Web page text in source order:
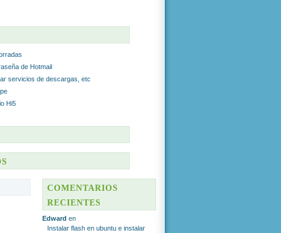
de Hotmail
servicios de descargas, etc
Hi5
COMENTARIOS
RECIENTES
Edward en
Instalar flash en ubuntu e instalar